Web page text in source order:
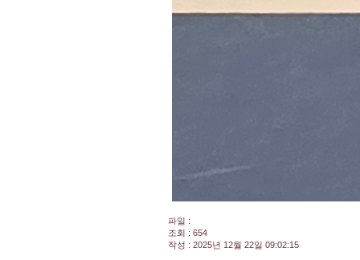
파일 :
조회 : 654
작성 : 2025년 12월 22일 09:02:15